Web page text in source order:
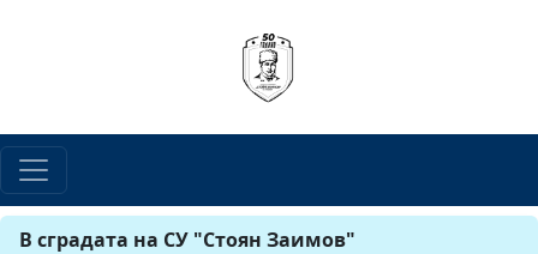
В сградата на СУ "Стоян Заимов"